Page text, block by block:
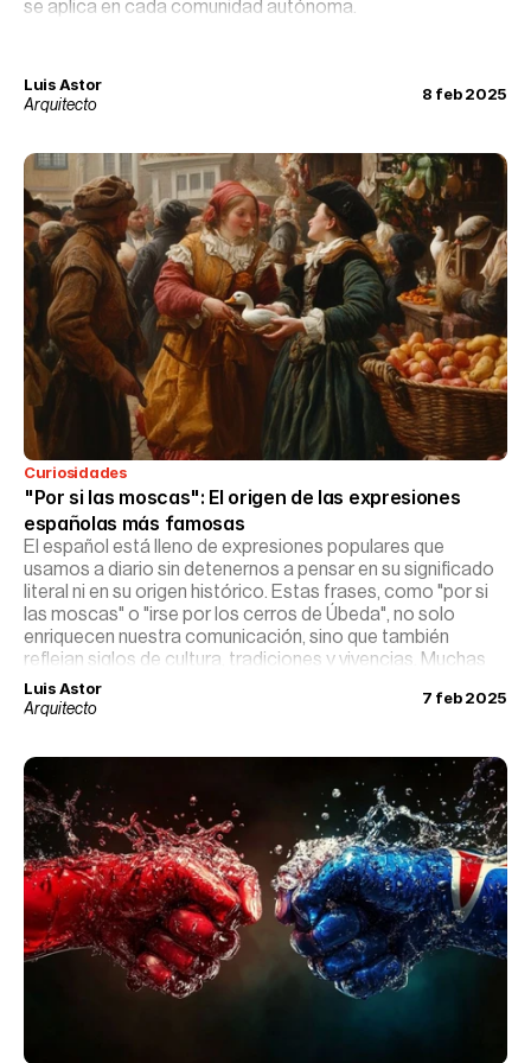
se aplica en cada comunidad autónoma.
Luis Astor
Arquitecto
8 feb 2025
Curiosidades
"Por si las moscas": El origen de las expresiones
españolas más famosas
El español está lleno de expresiones populares que
usamos a diario sin detenernos a pensar en su significado
literal ni en su origen histórico. Estas frases, como "por si
las moscas" o "irse por los cerros de Úbeda", no solo
enriquecen nuestra comunicación, sino que también
reflejan siglos de cultura, tradiciones y vivencias. Muchas
nacieron en épocas medievales, otras en el ámbito rural, y
algunas en leyendas o eventos históricos que aún
Luis Astor
Arquitecto
7 feb 2025